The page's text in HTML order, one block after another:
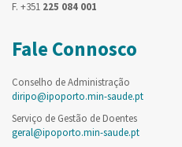
F. +351 225 084 001
Fale Connosco
Conselho de Administração
diripo@ipoporto.min-saude.pt
Serviço de Gestão de Doentes
geral@ipoporto.min-saude.pt